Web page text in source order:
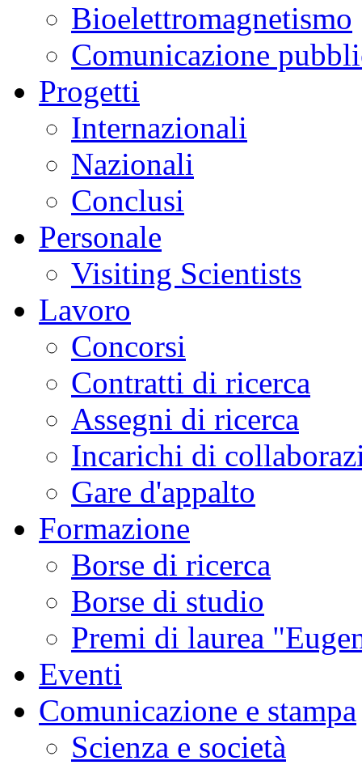
Bioelettromagnetismo
Comunicazione
Progetti
Internazionali
Nazionali
Conclusi
Personale
Visiting Scientists
Lavoro
Concorsi
Contratti di ricerca
Assegni di ricerca
Incarichi di
Gare d'appalto
Formazione
Borse di ricerca
Borse di studio
Premi di laurea
Eventi
Comunicazione e stampa
Scienza e società